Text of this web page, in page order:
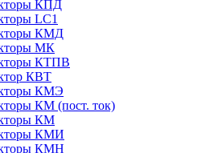
КПД
LC1
КМД
МК
КТПВ
КВТ
КМЭ
КМ (пост. ток)
КМ
КМИ
КМН